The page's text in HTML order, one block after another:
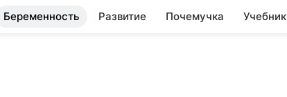
Беременность Развитие Почемучка Учебник